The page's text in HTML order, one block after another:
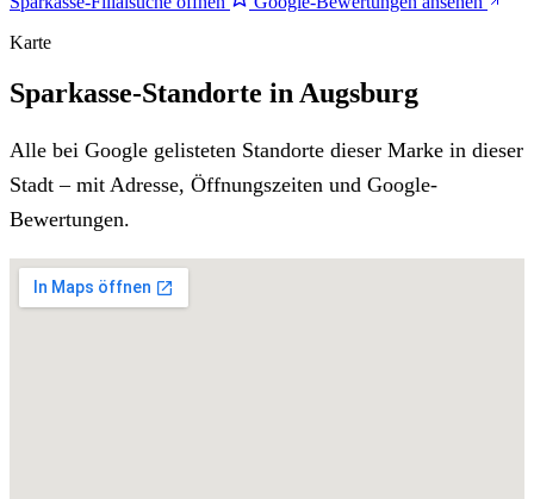
Karte
Sparkasse-Standorte in Augsburg
Alle bei Google gelisteten Standorte dieser Marke in dieser
Stadt – mit Adresse, Öffnungszeiten und Google-
Bewertungen.